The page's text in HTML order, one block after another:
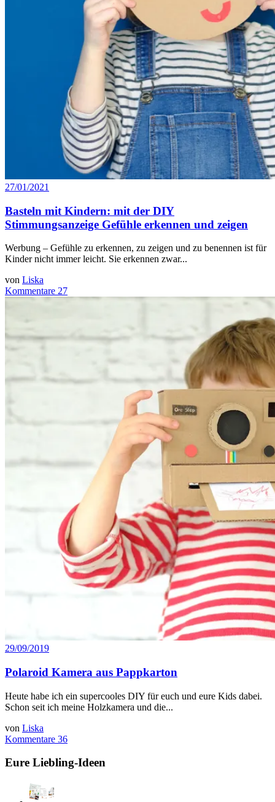
27/01/2021
Basteln mit Kindern: mit der DIY
Stimmungsanzeige Gefühle erkennen und zeigen
Werbung – Gefühle zu erkennen, zu zeigen und zu benennen ist für
Kinder nicht immer leicht. Sie erkennen zwar...
von Liska
Kommentare 27
29/09/2019
Polaroid Kamera aus Pappkarton
Heute habe ich ein supercooles DIY für euch und eure Kids dabei.
Schon seit ich meine Holzkamera und die...
von Liska
Kommentare 36
Eure Liebling-Ideen